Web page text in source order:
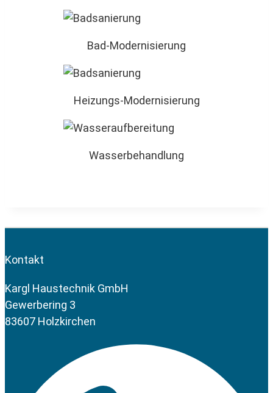
Bad-Modernisierung
Heizungs-Modernisierung
Wasserbehandlung
Kontakt
Kargl Haustechnik GmbH
Gewerbering 3
83607 Holzkirchen